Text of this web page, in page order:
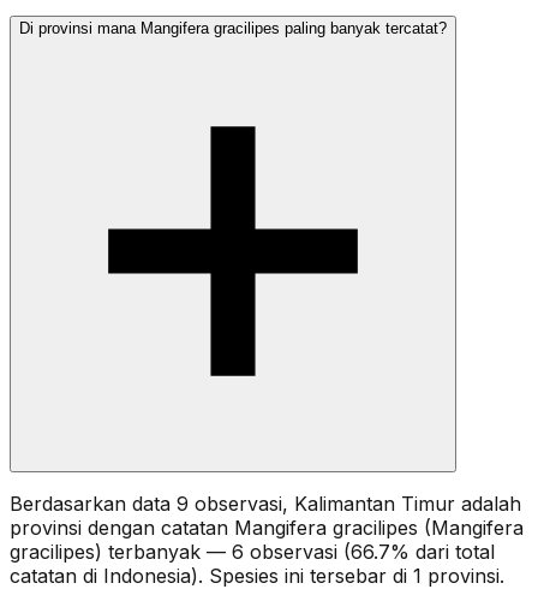
Di provinsi mana Mangifera gracilipes paling banyak tercatat?
Berdasarkan data 9 observasi, Kalimantan Timur adalah
provinsi dengan catatan Mangifera gracilipes (Mangifera
gracilipes) terbanyak — 6 observasi (66.7% dari total
catatan di Indonesia). Spesies ini tersebar di 1 provinsi.